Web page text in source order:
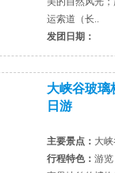
运索道（长..
发团日期：
大峡谷玻璃
日游
主要景点： 大
行程特色： 游